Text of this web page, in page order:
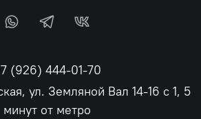
(926) 444-01-70
ул. Земляной Вал 14-16 с 1, 5
минут от метро